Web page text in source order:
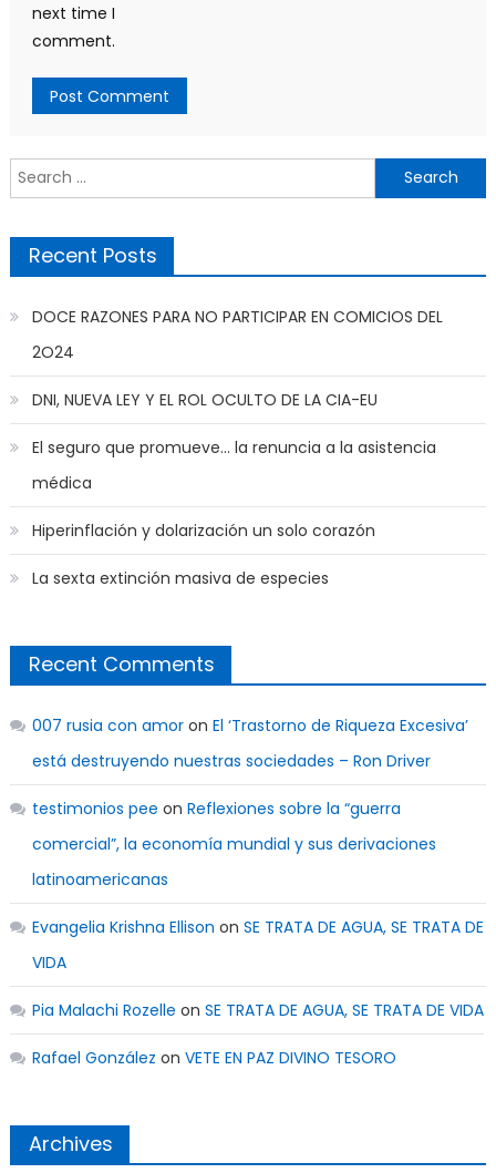
next time I
comment.
Search
for:
Recent Posts
DOCE RAZONES PARA NO PARTICIPAR EN COMICIOS DEL
2O24
DNI, NUEVA LEY Y EL ROL OCULTO DE LA CIA-EU
El seguro que promueve… la renuncia a la asistencia
médica
Hiperinflación y dolarización un solo corazón
La sexta extinción masiva de especies
Recent Comments
007 rusia con amoron El ‘Trastorno de Riqueza Excesiva’
está destruyendo nuestras sociedades – Ron Driver
testimonios pee on Reflexiones sobre la “guerra
comercial”, la economía mundial y sus derivaciones
latinoamericanas
Evangelia Krishna Ellison on SE TRATA DE AGUA, SE TRATA DE
VIDA
Pia Malachi Rozelle on SE TRATA DE AGUA, SE TRATA DE VIDA
Rafael González on VETE EN PAZ DIVINO TESORO
Archives